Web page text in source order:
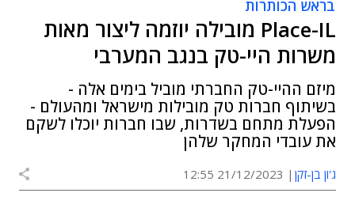
בראש הכותרות
Place-IL מובילה יוזמה ליצור מאות
משרות היי-טק בנגב המערבי
מיזם ההיי-טק החברתי מוביל בימים אלה -
בשיתוף חברות טק מובילות מישראל ומהעולם -
הפעלת מתחם בשדרות, שבו חברות יוכלו לשקם
את עובדי המחקר שלהן
ג'ון בן-זקן 21/12/2023 12:55